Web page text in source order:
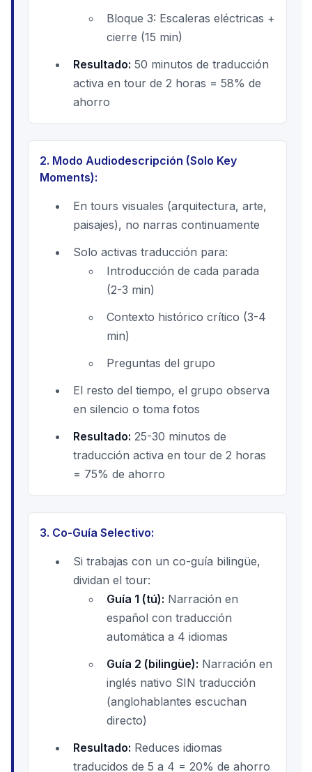
Bloque 3: Escaleras eléctricas +
cierre (15 min)
Resultado: 50 minutos de traducción
activa en tour de 2 horas = 58% de
ahorro
2. Modo Audiodescripción (Solo Key
Moments):
En tours visuales (arquitectura, arte,
paisajes), no narras continuamente
Solo activas traducción para:
Introducción de cada parada
(2-3 min)
Contexto histórico crítico (3-4
min)
Preguntas del grupo
El resto del tiempo, el grupo observa
en silencio o toma fotos
Resultado: 25-30 minutos de
traducción activa en tour de 2 horas
= 75% de ahorro
3. Co-Guía Selectivo:
Si trabajas con un co-guía bilingüe,
dividan el tour:
Guía 1 (tú): Narración en
español con traducción
automática a 4 idiomas
Guía 2 (bilingüe): Narración en
inglés nativo SIN traducción
(anglohablantes escuchan
directo)
Resultado: Reduces idiomas
traducidos de 5 a 4 = 20% de ahorro